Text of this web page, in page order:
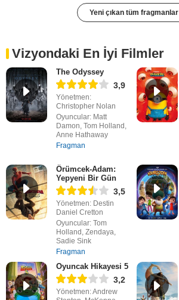
Yeni çıkan tüm fragmanlar
Vizyondaki En İyi Filmler
The Odyssey
3,9
Yönetmen:
Christopher Nolan
Oyuncular: Matt
Damon, Tom Holland,
Anne Hathaway
Fragman
Örümcek-Adam:
Yepyeni Bir Gün
3,5
Yönetmen: Destin
Daniel Cretton
Oyuncular: Tom
Holland, Zendaya,
Sadie Sink
Fragman
Oyuncak Hikayesi 5
3,2
Yönetmen: Andrew